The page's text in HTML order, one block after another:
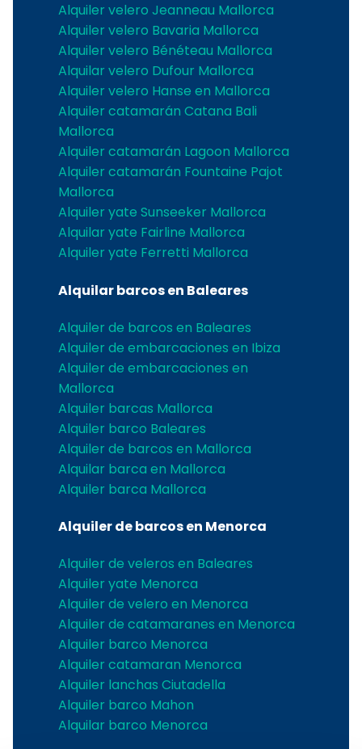
Alquiler velero Jeanneau Mallorca
Alquiler velero Bavaria Mallorca
Alquiler velero Bénéteau Mallorca
Alquilar velero Dufour Mallorca
Alquiler velero Hanse en Mallorca
Alquiler catamarán Catana Bali
Mallorca
Alquiler catamarán Lagoon Mallorca
Alquiler catamarán Fountaine Pajot
Mallorca
Alquiler yate Sunseeker Mallorca
Alquilar yate Fairline Mallorca
Alquiler yate Ferretti Mallorca
Alquilar barcos en Baleares
Alquiler de barcos en Baleares
Alquiler de embarcaciones en Ibiza
Alquiler de embarcaciones en
Mallorca
Alquiler barcas Mallorca
Alquiler barco Baleares
Alquiler de barcos en Mallorca
Alquilar barca en Mallorca
Alquiler barca Mallorca
Alquiler de barcos en Menorca
Alquiler de veleros en Baleares
Alquiler yate Menorca
Alquiler de velero en Menorca
Alquiler de catamaranes en Menorca
Alquiler barco Menorca
Alquiler catamaran Menorca
Alquiler lanchas Ciutadella
Alquiler barco Mahon
Alquilar barco Menorca